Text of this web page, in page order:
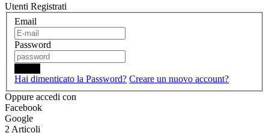
Utenti Registrati
Email
Password
Hai dimenticato la Password? Creare un nuovo account?
Oppure accedi con
Facebook
Google
2Articoli